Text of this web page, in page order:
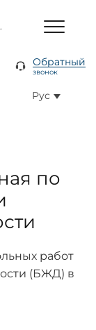
Обратный
звонок
Рус
по
работ
(БЖД) в